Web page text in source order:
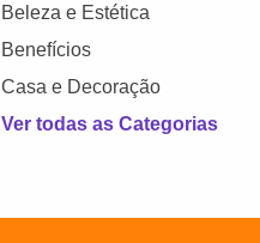
Beleza e Estética
Benefícios
Casa e Decoração
Ver todas as Categorias